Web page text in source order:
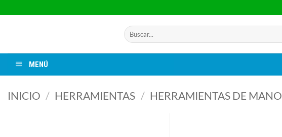
al
Buscar
por:
MENÚ
INICIO / HERRAMIENTAS / HERRAMIENTAS DE MANO